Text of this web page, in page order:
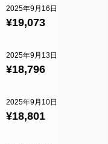
¥19,073
2025年9月16日
¥18,796
2025年9月13日
¥18,801
2025年9月10日